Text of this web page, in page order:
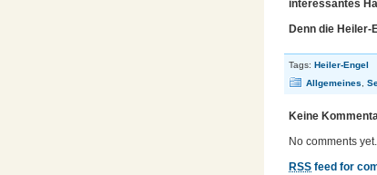
interessantes
Denn die Heiler-
Tags: Heiler-Engel
Allgemeines
Keine
No comments yet.
RSS feed for